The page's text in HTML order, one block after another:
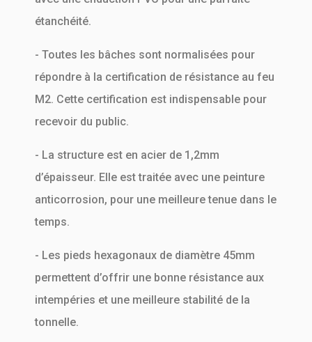
étanchéité.
- Toutes les bâches sont normalisées pour
répondre à la certification de résistance au feu
M2. Cette certification est indispensable pour
recevoir du public.
- La structure est en acier de 1,2mm
d’épaisseur. Elle est traitée avec une peinture
anticorrosion, pour une meilleure tenue dans le
temps.
- Les pieds hexagonaux de diamètre 45mm
permettent d’offrir une bonne résistance aux
intempéries et une meilleure stabilité de la
tonnelle.